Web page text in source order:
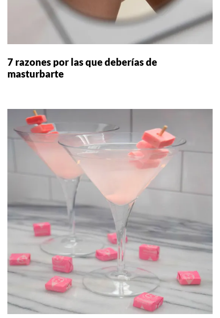
7 razones por las que deberías de
masturbarte